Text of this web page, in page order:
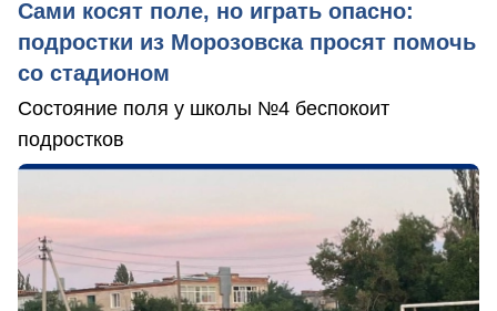
Сами косят поле, но играть опасно:
подростки из Морозовска просят помочь
со стадионом
Состояние поля у школы №4 беспокоит
подростков